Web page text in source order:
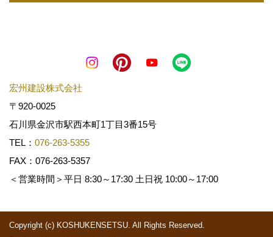
宏州建設株式会社
〒920-0025
石川県金沢市駅西本町1丁目3番15号
TEL： 076-263-5355
FAX：076-263-5357
＜営業時間＞平日 8:30～17:30 土日祝 10:00～17:00
Copyright (c) KOSHUKENSETSU. All Rights Reserved.